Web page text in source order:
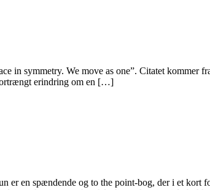
in symmetry. We move as one”. Citatet kommer
erindring om en […]
en spændende og to the point-bog, der i et kort